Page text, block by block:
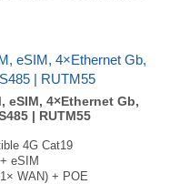
eSIM, 4×Ethernet Gb,
| RUTM55
4G Cat19
eSIM
WAN) + POE